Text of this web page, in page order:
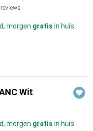
morgen gratis in huis
Wit
morgen gratis in huis